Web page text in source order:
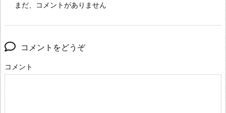
まだ、コメントがありません
コメントをどうぞ
コメント